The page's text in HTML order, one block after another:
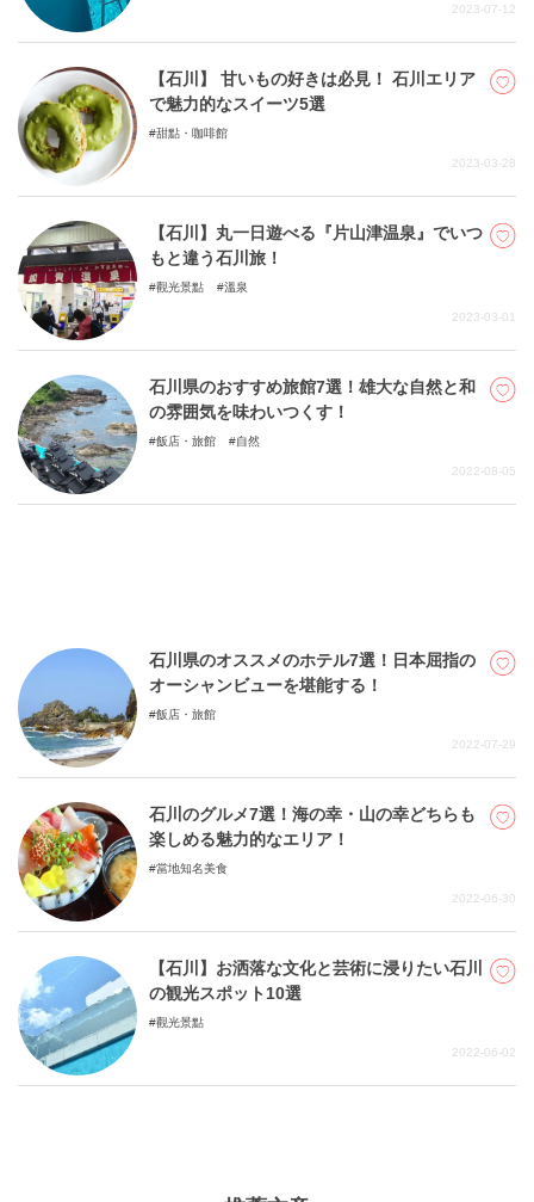
2023-07-12
【石川】 甘いもの好きは必見！ 石川エリア
で魅力的なスイーツ5選
甜點・咖啡館
2023-03-28
【石川】丸一日遊べる『片山津温泉』でいつ
もと違う石川旅！
觀光景點 溫泉
2023-03-01
石川県のおすすめ旅館7選！雄大な自然と和
の雰囲気を味わいつくす！
飯店・旅館 自然
2022-08-05
石川県のオススメのホテル7選！日本屈指の
オーシャンビューを堪能する！
飯店・旅館
2022-07-29
石川のグルメ7選！海の幸・山の幸どちらも
楽しめる魅力的なエリア！
當地知名美食
2022-06-30
【石川】お洒落な文化と芸術に浸りたい石川
の観光スポット10選
觀光景點
2022-06-02